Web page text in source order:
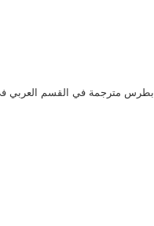
مترجمة في القسم العربي في